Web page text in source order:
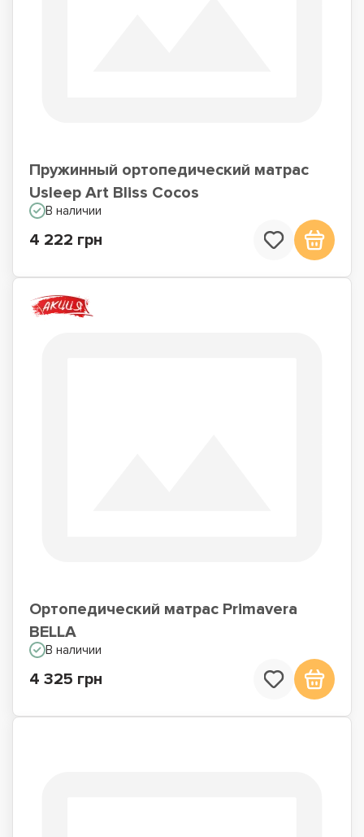
Пружинный ортопедический матрас
Usleep Art Bliss Cocos
В наличии
4 222 грн
Ортопедический матрас Primavera
BELLA
В наличии
4 325 грн